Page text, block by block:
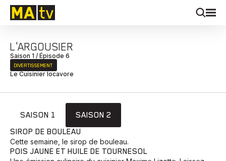
L'ARGOUSIER
Saison 1 / Épisode 6
DIVERTISSEMENT
Le Cuisinier locavore
SAISON 1
SAISON 2
SIROP DE BOULEAU
Cette semaine, le sirop de bouleau.
POIS JAUNE ET HUILE DE TOURNESOL